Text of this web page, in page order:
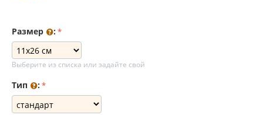
Размер :
Выберите из списка или задайте свой
Тип :